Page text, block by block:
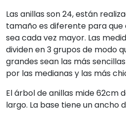
Las anillas son 24, están
tamaño es diferente para
sea cada vez mayor. Las
dividen en 3 grupos de modo
grandes sean las más
por las medianas y las más
El árbol de anillas mide 62cm
largo. La base tiene un ancho